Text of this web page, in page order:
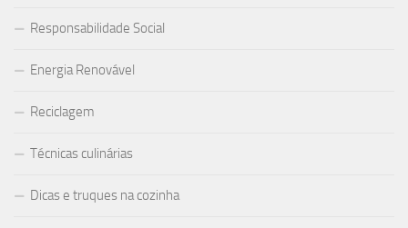
Responsabilidade Social
Energia Renovável
Reciclagem
Técnicas culinárias
Dicas e truques na cozinha